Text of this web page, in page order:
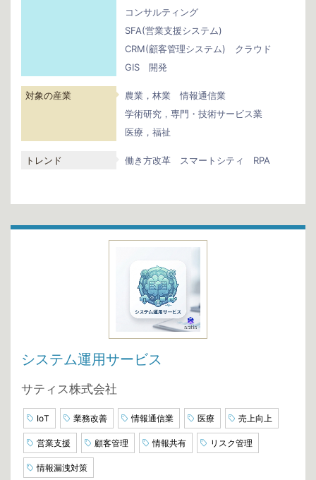
コンサルティング
SFA(営業支援システム)
CRM(顧客管理システム)
クラウド
GIS
開発
対象の産業 農業，林業
情報通信業
学術研究，専門・技術サービス業
医療，福祉
トレンド 働き方改革 スマートシティ RPA
システム運用サービス
サティス株式会社
IoT 業務改善 情報通信業 医療 売上向上
営業支援 顧客管理 情報共有 リスク管理
情報漏洩対策